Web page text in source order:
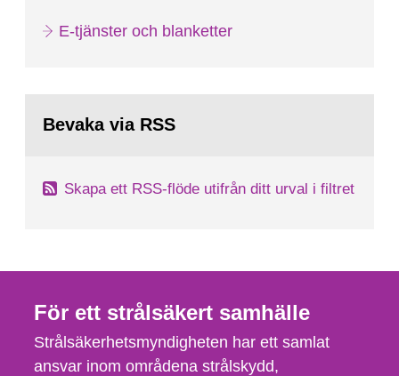
E-tjänster och blanketter
Bevaka via RSS
Skapa ett RSS-flöde utifrån ditt urval i filtret
För ett strålsäkert samhälle
Strålsäkerhetsmyndigheten har ett samlat
ansvar inom områdena strålskydd,